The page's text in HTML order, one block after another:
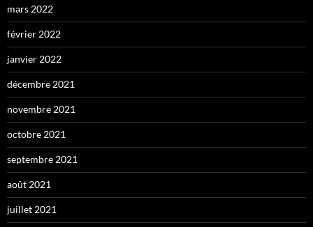
mars 2022
février 2022
janvier 2022
décembre 2021
novembre 2021
octobre 2021
septembre 2021
août 2021
juillet 2021